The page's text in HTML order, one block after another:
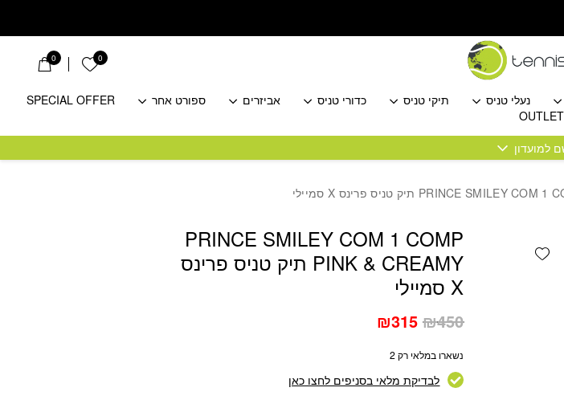
0 הרשימה שלי
0
נעלי טניס תיקי טניס כדורי טניס אביזרים ספורט אחר
SPECIAL OFFER
OUTLET
למועדון
PRINCE SMILEY COM 1 COMP
PINK & CREAMY תיק טניס פרינס
X סמיילי
₪450
המחיר
היה:
₪450.
₪315 המחיר
₪315.
נשארו במלאי רק 2
לבדיקת מלאי בסניפים לחצו כאן
Add wishlist